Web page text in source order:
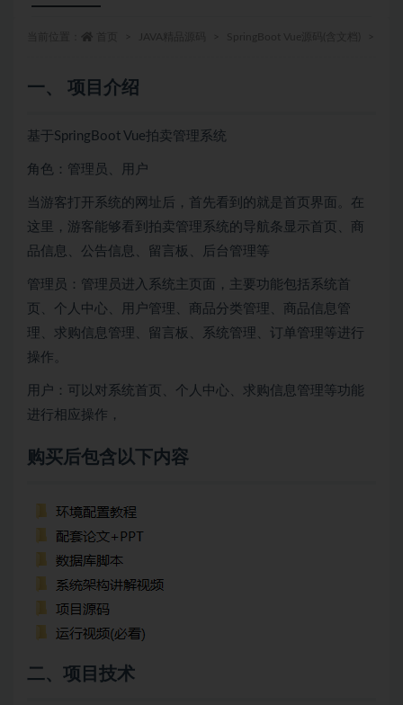
一、 项目介绍
基于SpringBoot Vue拍卖管理系统
角色：管理员、用户
当游客打开系统的网址后，首先看到的就是首页界面。在
这里，游客能够看到拍卖管理系统的导航条显示首页、商
品信息、公告信息、留言板、后台管理等
管理员：管理员进入系统主页面，主要功能包括系统首
页、个人中心、用户管理、商品分类管理、商品信息管
理、求购信息管理、留言板、系统管理、订单管理等进行
操作。
用户：可以对系统首页、个人中心、求购信息管理等功能
进行相应操作，
购买后包含以下内容
二、项目技术